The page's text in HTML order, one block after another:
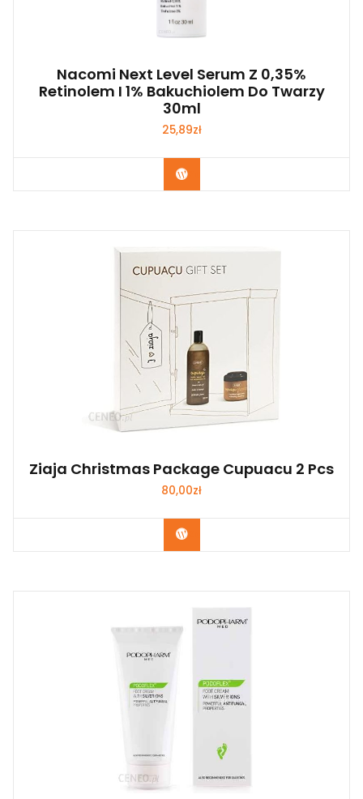
Nacomi Next Level Serum Z 0,35%
Retinolem I 1% Bakuchiolem Do Twarzy
30ml
25,89zł
Zobacz
Ziaja Christmas Package Cupuacu 2 Pcs
80,00zł
Zobacz